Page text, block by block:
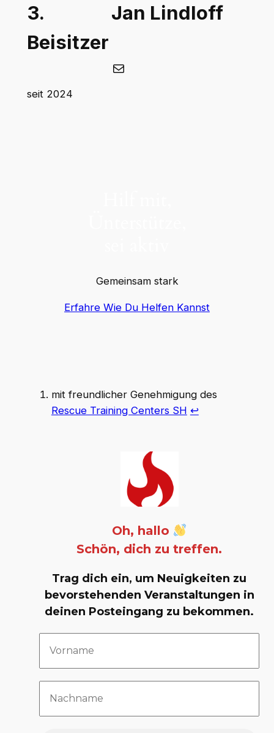
3.
Beisitzer
seit 2024
Jan Lindloff
E-Mail
Gemeinsam stark
Erfahre Wie Du Helfen Kannst
mit freundlicher Genehmigung des
Rescue Training Centers SH ↩︎
Oh, hallo
Schön, dich zu treffen.
Trag dich ein, um Neuigkeiten zu
bevorstehenden Veranstaltungen in
deinen Posteingang zu bekommen.